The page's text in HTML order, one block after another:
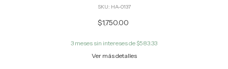
SKU: HA-0137
$1,750.00
3 meses sin intereses de $583.33
Ver más detalles